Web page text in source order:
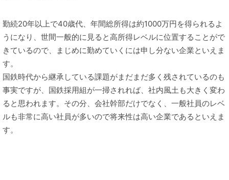
勤続20年以上で40歳代、年間総所得は約1000万円を得られるよ
うになり、世間一般的に見ると高所得レベルに位置することがで
きているので、まじめに勤めていくには申し分ない企業といえま
す。
国鉄時代から継承している課題がまだまだ多く残されているのも
事実ですが、国鉄採用組が一掃されれば、社内風土も大きく変わ
ると思われます。その分、会社幹部だけでなく、一般社員のレベ
ルも非常に高い社員が多いので将来性は高い企業であるといえま
す。